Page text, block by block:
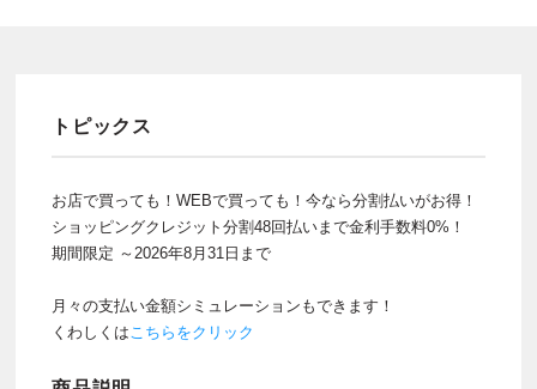
トピックス
お店で買っても！WEBで買っても！今なら分割払いがお得！
ショッピングクレジット分割48回払いまで金利手数料0%！
期間限定 ～2026年8月31日まで
月々の支払い金額シミュレーションもできます！
くわしくはこちらをクリック